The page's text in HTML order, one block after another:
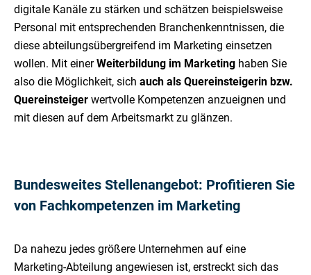
digitale Kanäle zu stärken und schätzen beispielsweise
Personal mit entsprechenden Branchenkenntnissen, die
diese abteilungsübergreifend im Marketing einsetzen
wollen. Mit einerWeiterbildung im Marketing haben Sie
also die Möglichkeit, sich auch als Quereinsteigerin bzw.
Quereinsteiger wertvolle Kompetenzen anzueignen und
mit diesen auf dem Arbeitsmarkt zu glänzen.
Bundesweites Stellenangebot: Profitieren Sie
von Fachkompetenzen im Marketing
Da nahezu jedes größere Unternehmen auf eine
Marketing-Abteilung angewiesen ist, erstreckt sich das